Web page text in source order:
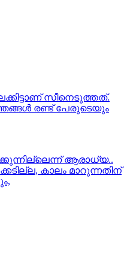
സീനെടുത്തത്.
രണ്ട് പേരുടെയും
ആരാധ്യ..
കാലം മാറുന്നതിന്